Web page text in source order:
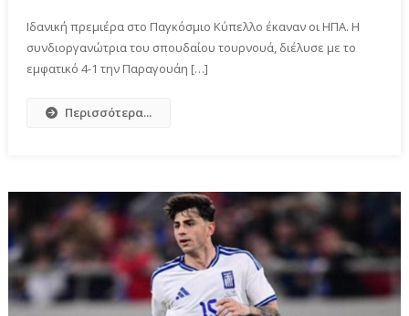
Ιδανική πρεμιέρα στο Παγκόσμιο Κύπελλο έκαναν οι ΗΠΑ. Η
συνδιοργανώτρια του σπουδαίου τουρνουά, διέλυσε με το
εμφατικό 4-1 την Παραγουάη […]
Περισσότερα...